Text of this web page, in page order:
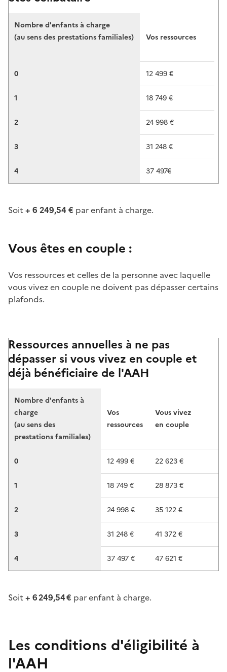
Nombre d'enfants à charge
(au sens des prestations familiales)
Vos ressources
0 12 499 €
1 18 749 €
2 24 998 €
3 31 248 €
4 37 497€
Soit + 6 249,54 € par enfant à charge.
Vous êtes en couple :
Vos ressources et celles de la personne avec laquelle
vous vivez en couple ne doivent pas dépasser certains
plafonds.
Ressources annuelles à ne pas
dépasser si vous vivez en couple et
déjà bénéficiaire de l'AAH
Nombre d'enfants à
charge
(au sens des
prestations familiales)
Vos
ressources
Vous vivez
en couple
0 12 499 € 22 623 €
1 18 749 € 28 873 €
2 24 998 € 35 122 €
3 31 248 € 41 372 €
4 37 497 € 47 621 €
Soit + 6 249,54 € par enfant à charge.
Les conditions d'éligibilité à
l'AAH